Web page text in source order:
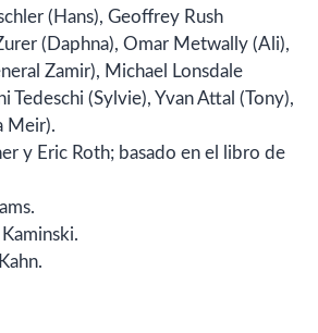
(Hans), Geoffrey Rush
(Daphna), Omar Metwally (Ali),
Zamir), Michael Lonsdale
Tedeschi (Sylvie), Yvan Attal (Tony),
Meir).
y Eric Roth; basado en el libro de